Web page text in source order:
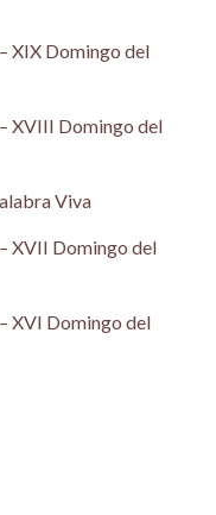
XIX Domingo del
XVIII Domingo del
Viva
XVII Domingo del
XVI Domingo del